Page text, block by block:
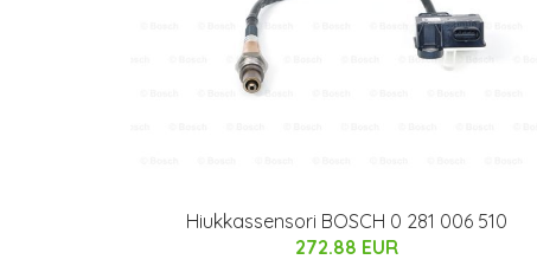
Hiukkassensori BOSCH 0 281 006 510
272.88 EUR